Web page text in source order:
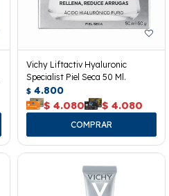
Vichy Liftactiv Hyaluronic
Specialist Piel Seca 50 Ml.
$ 4.800
$ 4.080 $ 4.080